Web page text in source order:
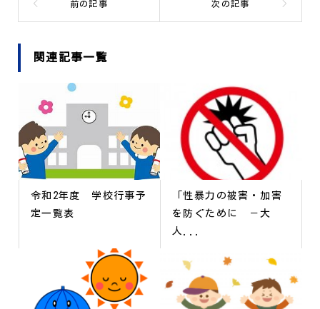
関連記事一覧
令和2年度 学校行事予
定一覧表
「性暴力の被害・加害
を防ぐために －大
人...